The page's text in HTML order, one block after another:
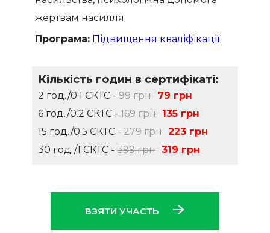
жертвам насилля
Програма: Підвищення кваліфікації
Кількість годин в сертифікаті:
2 год./0.1 ЄКТС - 99 грн 79 грн
6 год./0.2 ЄКТС - 169 грн 135 грн
15 год./0.5 ЄКТС - 279 грн 223 грн
30 год./1 ЄКТС - 399 грн 319 грн
ВЗЯТИ УЧАСТЬ